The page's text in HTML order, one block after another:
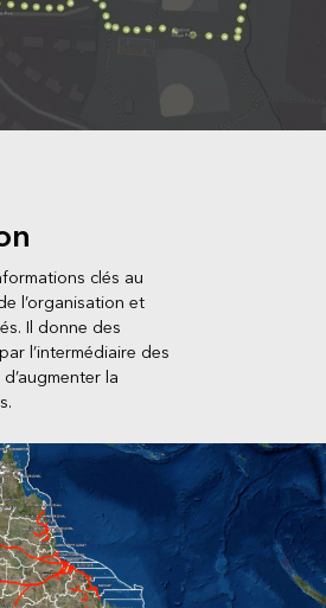
clés au
l’organisation et
Il donne des
l’intermédiaire des
la